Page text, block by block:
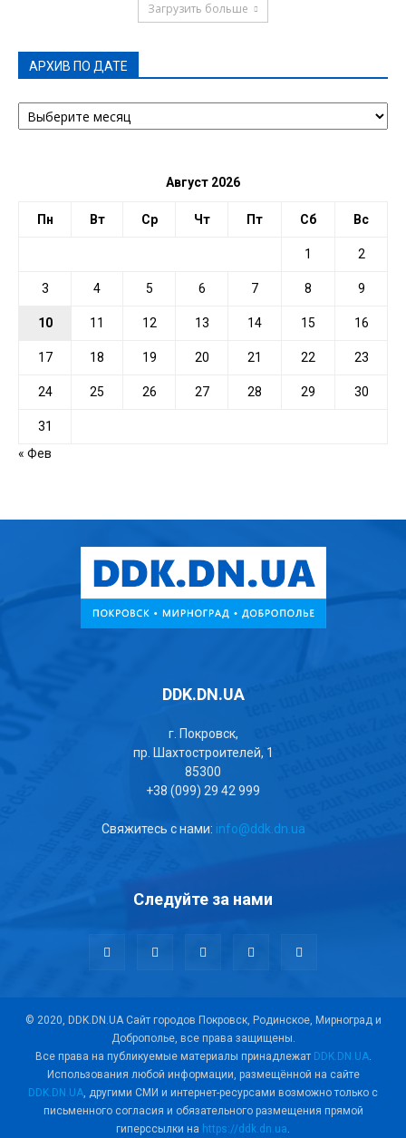
Загрузить больше
АРХИВ ПО ДАТЕ
АРХИВ
ПО
Август 2026
Пн Вт Ср Чт Пт Сб Вс
1 2
3 4 5 6 7 8 9
10 11 12 13 14 15 16
17 18 19 20 21 22 23
24 25 26 27 28 29 30
31
« Фев
DDK.DN.UA
г. Покровск,
пр. Шахтостроителей, 1
85300
+38 (099) 29 42 999
Свяжитесь с нами: info@ddk.dn.ua
Следуйте за нами
© 2020, DDK.DN.UA Сайт городов Покровск, Родинское, Мирноград и
Доброполье, все права защищены.
Все права на публикуемые материалы принадлежат DDK.DN.UA.
Использования любой информации, размещённой на сайте
DDK.DN.UA, другими СМИ и интернет-ресурсами возможно только с
письменного согласия и обязательного размещения прямой
гиперссылки на https://ddk.dn.ua.